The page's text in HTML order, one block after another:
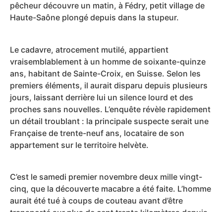
pêcheur découvre un matin, à Fédry, petit village de
Haute-Saône plongé depuis dans la stupeur.
Le cadavre, atrocement mutilé, appartient
vraisemblablement à un homme de soixante-quinze
ans, habitant de Sainte-Croix, en Suisse. Selon les
premiers éléments, il aurait disparu depuis plusieurs
jours, laissant derrière lui un silence lourd et des
proches sans nouvelles. L’enquête révèle rapidement
un détail troublant : la principale suspecte serait une
Française de trente-neuf ans, locataire de son
appartement sur le territoire helvète.
C’est le samedi premier novembre deux mille vingt-
cinq, que la découverte macabre a été faite. L’homme
aurait été tué à coups de couteau avant d’être